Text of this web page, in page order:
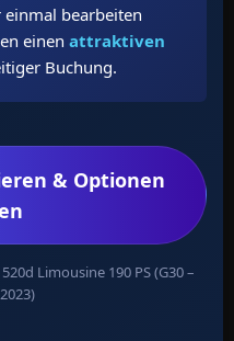
einmal bearbeiten
einen attraktiven
Buchung.
& Optionen
Limousine 190 PS (G30 –